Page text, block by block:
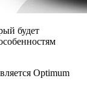
будет
Optimum